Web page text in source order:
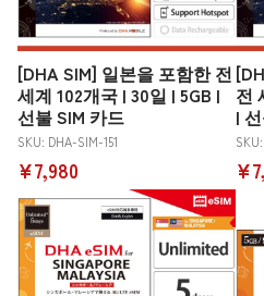
[DHA SIM] 일본을 포함한 전
세계 102개국 | 30일 | 5GB |
선불 SIM 카드
SKU: DHA-SIM-151
¥7,980
전
|